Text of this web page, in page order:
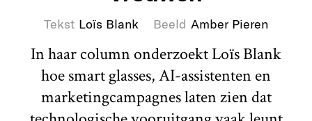
Tekst Loïs Blank Beeld Amber Pieren
In haar column onderzoekt Loïs Blank
hoe smart glasses, AI-assistenten en
marketingcampagnes laten zien dat